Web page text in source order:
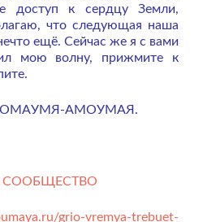
доступ к сердцу Земли,
что следующая наша
ещё. Сейчас же я с вами
мою волну, прижмите к
АОМАУМЯ-АМОУМАЯ.
СООБЩЕСТВО
grio-vremya-trebuet-